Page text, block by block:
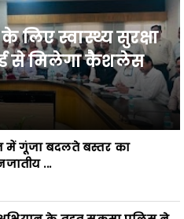
लिए स्वास्थ्य सुरक्षा
से मिलेगा कैशलेस
में गूंजा बदलते बस्तर का
...